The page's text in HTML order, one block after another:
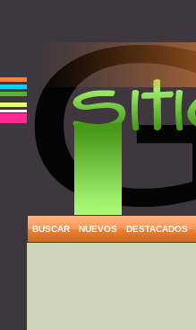
BUSCAR NUEVOS DESTACADOS